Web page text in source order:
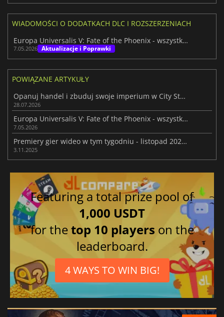
WIADOMOŚCI O DODATKACH DLC I ROZSZERZENIACH
Europa Universalis V: Fate of the Phoenix - wszystkie nowości w wersji 1.2
7.05.2026 Aktualizacje i Poprawki
POWIĄZANE ARTYKUŁY
Opanuj handel i zbuduj swoje imperium w City States: Medieval
28.07.2026
Europa Universalis V: Fate of the Phoenix - wszystkie nowości w wersji 1.2
7.05.2026
Premiery gier wideo w tym tygodniu - listopad 2025 (tydzień 45)
3.11.2025
Featuring a total prize pool of
1,000 USDT
for thetop 10 players on the
leaderboard.
4 WAYS TO WIN BIG!